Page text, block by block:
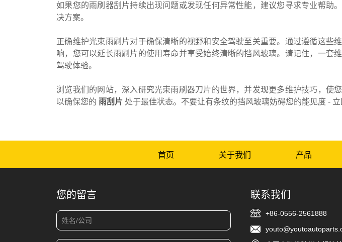
如果您的雨刷器刮片持续出现问题或发现任何异常性能，建议您寻求专业帮
决方案。
正确维护光束雨刷片对于确保清晰的视野和安全驾驶至关重要。通过遵循这
响，您可以延长雨刷片的使用寿命并享受始终清晰的挡风玻璃。请记住，一
驾驶体验。
浏览我们的网站，深入研究光束雨刷器刀片的世界，并发现更多维护技巧，使
以确保您的 雨刮片 处于最佳状态。不要让有条纹的挡风玻璃妨碍您的能见度 - 立
首页 关于我们 产品
您的留言 联系我们
+86-0556-2561888